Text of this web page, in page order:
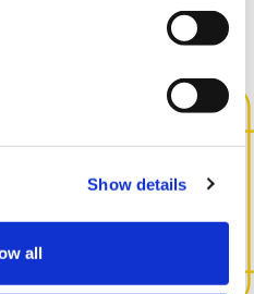
Show details
all
SIĘ Z NAMI,
WIĘCEJ
TEMAT TEGO